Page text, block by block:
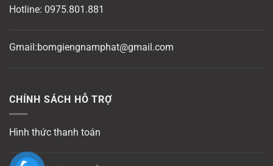
Hotline: 0975.801.881
Gmail:bomgiengnamphat@gmail.com
CHÍNH SÁCH HỖ TRỢ
Hình thức thanh toán